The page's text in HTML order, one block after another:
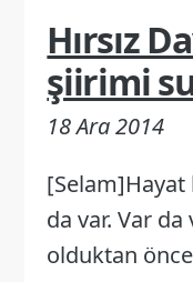
Hırsız
şiirimi
18 Ara 2014
[Selam]Hayat
da var. Var da
olduktan